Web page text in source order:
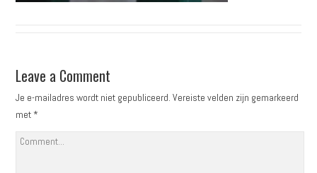
Leave a Comment
Je e-mailadres wordt niet gepubliceerd. Vereiste velden zijn gemarkeerd
met *